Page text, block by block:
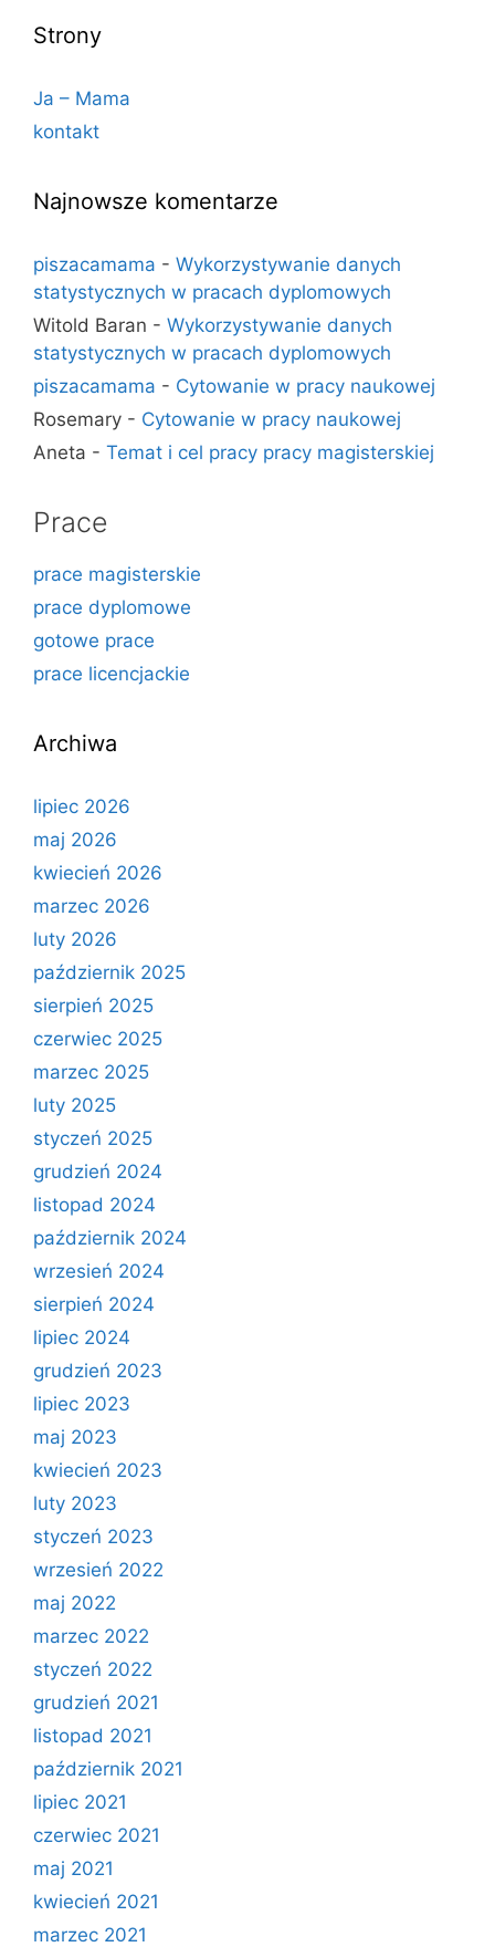
Strony
Ja – Mama
kontakt
Najnowsze komentarze
piszacamama - Wykorzystywanie danych
statystycznych w pracach dyplomowych
Witold Baran - Wykorzystywanie danych
statystycznych w pracach dyplomowych
piszacamama - Cytowanie w pracy naukowej
Rosemary - Cytowanie w pracy naukowej
Aneta - Temat i cel pracy pracy magisterskiej
Prace
prace magisterskie
prace dyplomowe
gotowe prace
prace licencjackie
Archiwa
lipiec 2026
maj 2026
kwiecień 2026
marzec 2026
luty 2026
październik 2025
sierpień 2025
czerwiec 2025
marzec 2025
luty 2025
styczeń 2025
grudzień 2024
listopad 2024
październik 2024
wrzesień 2024
sierpień 2024
lipiec 2024
grudzień 2023
lipiec 2023
maj 2023
kwiecień 2023
luty 2023
styczeń 2023
wrzesień 2022
maj 2022
marzec 2022
styczeń 2022
grudzień 2021
listopad 2021
październik 2021
lipiec 2021
czerwiec 2021
maj 2021
kwiecień 2021
marzec 2021